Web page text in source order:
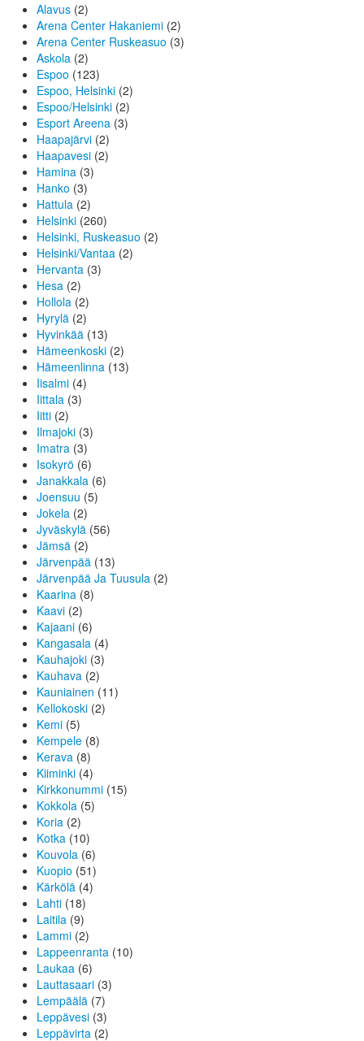
Alavus (2)
Arena Center Hakaniemi (2)
Arena Center Ruskeasuo (3)
Askola (2)
Espoo (123)
Espoo, Helsinki (2)
Espoo/Helsinki (2)
Esport Areena (3)
Haapajärvi (2)
Haapavesi (2)
Hamina (3)
Hanko (3)
Hattula (2)
Helsinki (260)
Helsinki, Ruskeasuo (2)
Helsinki/Vantaa (2)
Hervanta (3)
Hesa (2)
Hollola (2)
Hyrylä (2)
Hyvinkää (13)
Hämeenkoski (2)
Hämeenlinna (13)
Iisalmi (4)
Iittala (3)
Iitti (2)
Ilmajoki (3)
Imatra (3)
Isokyrö (6)
Janakkala (6)
Joensuu (5)
Jokela (2)
Jyväskylä (56)
Jämsä (2)
Järvenpää (13)
Järvenpää Ja Tuusula (2)
Kaarina (8)
Kaavi (2)
Kajaani (6)
Kangasala (4)
Kauhajoki (3)
Kauhava (2)
Kauniainen (11)
Kellokoski (2)
Kemi (5)
Kempele (8)
Kerava (8)
Kiiminki (4)
Kirkkonummi (15)
Kokkola (5)
Koria (2)
Kotka (10)
Kouvola (6)
Kuopio (51)
Kärkölä (4)
Lahti (18)
Laitila (9)
Lammi (2)
Lappeenranta (10)
Laukaa (6)
Lauttasaari (3)
Lempäälä (7)
Leppävesi (3)
Leppävirta (2)